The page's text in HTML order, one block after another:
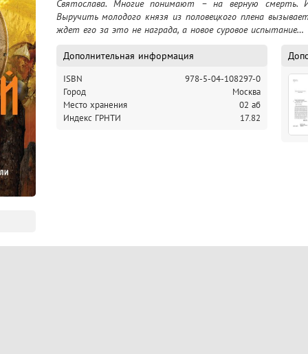
Святослава. Многие понимают – на верную
Выручить молодого князя из половецкого плена
ждет его за это не награда, а новое суровое испытание…
Дополнительная информация
ISBN
978-5-04-108297-0
Город
Москва
Место хранения
02 аб
Индекс ГРНТИ
17.82